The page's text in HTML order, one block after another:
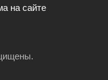
на сайте